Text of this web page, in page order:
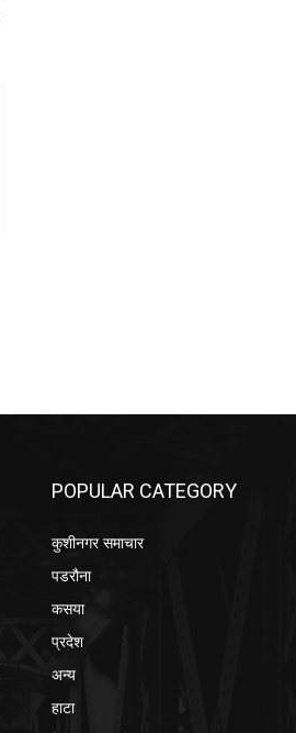
POPULAR CATEGORY
कुशीनगर समाचार
पडरौना
कसया
प्रदेश
अन्य
हाटा